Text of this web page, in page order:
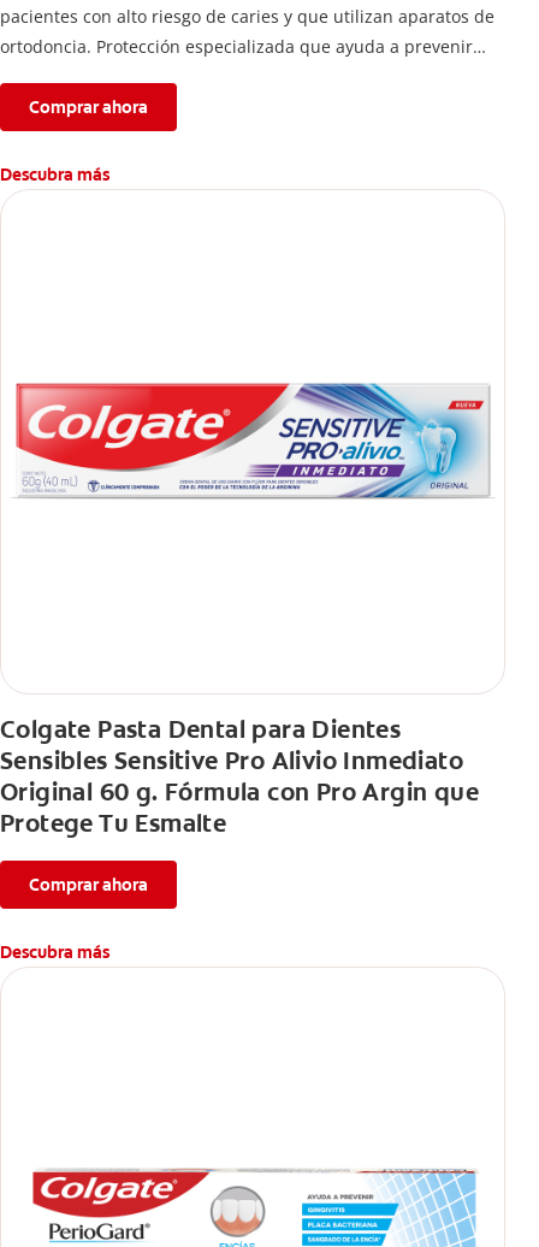
pacientes con alto riesgo de caries y que utilizan aparatos de
ortodoncia. Protección especializada que ayuda a prevenir
Comprar ahora
Descubra más
Colgate Pasta Dental para Dientes
Sensibles Sensitive Pro Alivio Inmediato
Original 60 g. Fórmula con Pro Argin que
Protege Tu Esmalte
Comprar ahora
Descubra más